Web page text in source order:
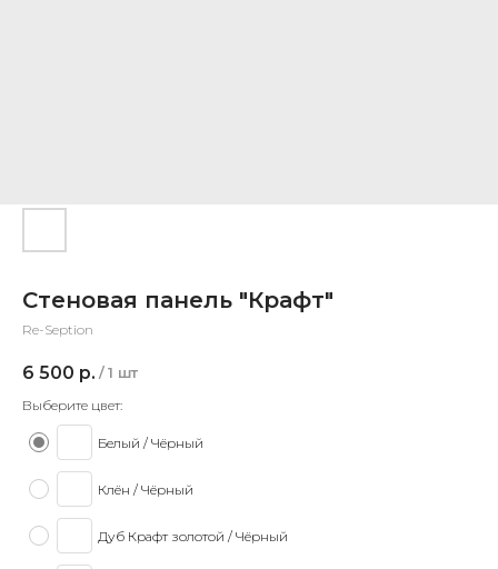
Стеновая панель "Крафт"
Re-Seption
6 500 р. / 1 шт
Выберите цвет:
Белый / Чёрный
Клён / Чёрный
Дуб Крафт золотой / Чёрный